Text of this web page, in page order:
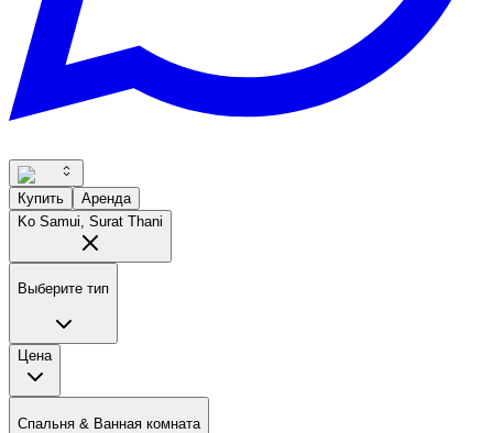
Купить
Аренда
Ko Samui, Surat Thani
Выберите тип
Цена
Спальня & Ванная комната